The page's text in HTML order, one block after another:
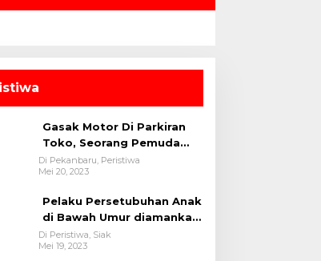
Gasak Motor Di Parkiran
Toko, Seorang Pemuda
Diamankan Polsek Bukit
Raya
Di Pekanbaru, Peristiwa
Mei 20, 2023
Pelaku Persetubuhan Anak
di Bawah Umur diamankan
oleh tim Opsnal Polsek
Tualang-Polres Siak-Polda
Di Peristiwa, Siak
Mei 19, 2023